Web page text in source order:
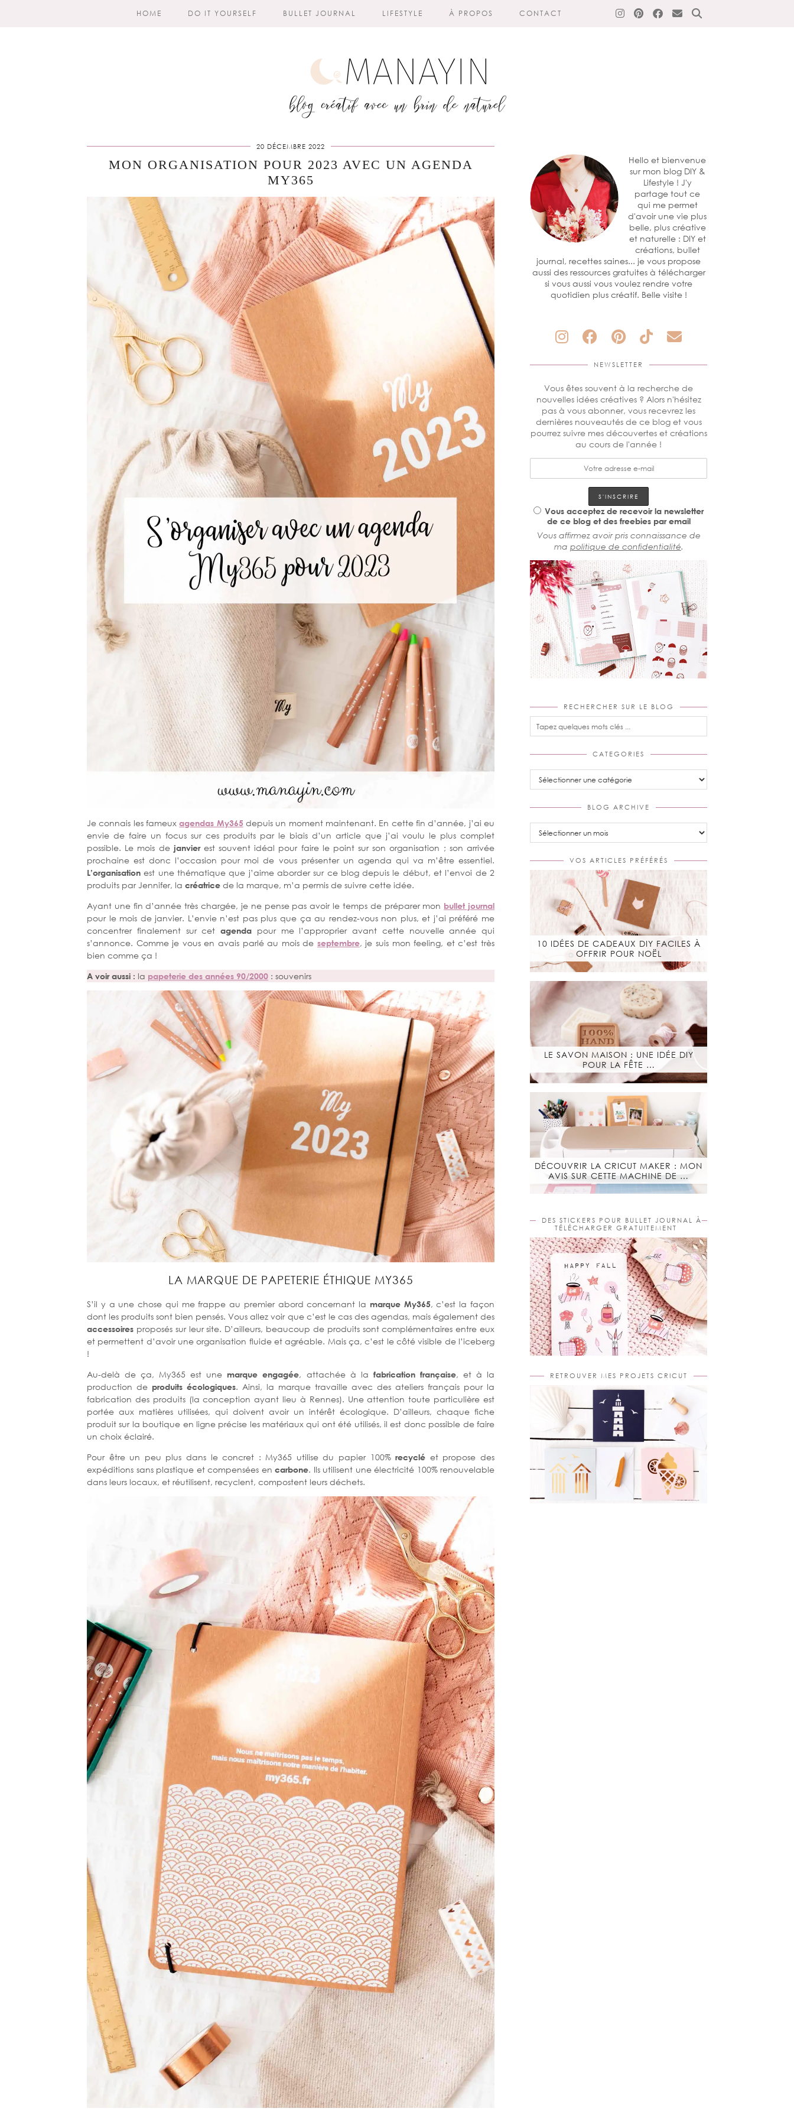
HOME DO IT YOURSELF BULLET JOURNAL LIFESTYLE À PROPOS CONTACT
20 DÉCEMBRE 2022
MON ORGANISATION POUR 2023 AVEC UN AGENDA
MY365
Je connais les fameuxagendas My365 depuis un moment maintenant. En cette fin d’année, j’ai eu
envie de faire un focus sur ces produits par le biais d’un article que j’ai voulu le plus complet
possible. Le mois de janvierest souvent idéal pour faire le point sur son organisation ; son arrivée
prochaine est donc l’occasion pour moi de vous présenter un agenda qui va m’être essentiel.
L’organisation est une thématique que j’aime aborder sur ce blog depuis le début, et l’envoi de 2
produits par Jennifer, la créatrice de la marque, m’a permis de suivre cette idée.
Ayant une fin d’année très chargée, je ne pense pas avoir le temps de préparer mon bullet journal
pour le mois de janvier. L’envie n’est pas plus que ça au rendez-vous non plus, et j’ai préféré me
concentrer finalement sur cet agenda pour me l’approprier avant cette nouvelle année qui
s’annonce. Comme je vous en avais parlé au mois de septembre, je suis mon feeling, et c’est très
bien comme ça !
A voir aussi : la papeterie des années 90/2000 : souvenirs
LA MARQUE DE PAPETERIE ÉTHIQUE MY365
S’il y a une chose qui me frappe au premier abord concernant la marque My365, c’est la façon
dont les produits sont bien pensés. Vous allez voir que c’est le cas des agendas, mais également des
accessoires proposés sur leur site. D’ailleurs, beaucoup de produits sont complémentaires entre eux
et permettent d’avoir une organisation fluide et agréable. Mais ça, c’est le côté visible de l’iceberg
!
Au-delà de ça, My365 est une marque engagée, attachée à la fabrication française, et à la
production de produits écologiques. Ainsi, la marque travaille avec des ateliers français pour la
fabrication des produits (la conception ayant lieu à Rennes). Une attention toute particulière est
portée aux matières utilisées, qui doivent avoir un intérêt écologique. D’ailleurs, chaque fiche
produit sur la boutique en ligne précise les matériaux qui ont été utilisés, il est donc possible de faire
un choix éclairé.
Pour être un peu plus dans le concret : My365 utilise du papier 100%recyclé et propose des
expéditions sans plastique et compensées en carbone. Ils utilisent une électricité 100% renouvelable
dans leurs locaux, et réutilisent, recyclent, compostent leurs déchets.
Hello et bienvenue
sur mon blog DIY &
Lifestyle ! J'y
partage tout ce
qui me permet
d'avoir une vie plus
belle, plus créative
et naturelle : DIY et
créations, bullet
journal, recettes saines... je vous propose
aussi des ressources gratuites à télécharger
si vous aussi vous voulez rendre votre
quotidien plus créatif. Belle visite !
NEWSLETTER
Vous êtes souvent à la recherche de
nouvelles idées créatives ? Alors n'hésitez
pas à vous abonner, vous recevrez les
dernières nouveautés de ce blog et vous
pourrez suivre mes découvertes et créations
au cours de l'année !
Vous acceptez de recevoir la newsletter
de ce blog et des freebies par email
Vous affirmez avoir pris connaissance de
ma politique de confidentialité.
RECHERCHER SUR LE BLOG
CATEGORIES
Categories
BLOG ARCHIVE
Blog
Archive
VOS ARTICLES PRÉFÉRÉS
10 IDÉES DE CADEAUX DIY FACILES À
OFFRIR POUR NOËL
LE SAVON MAISON : UNE IDÉE DIY
POUR LA FÊTE …
DÉCOUVRIR LA CRICUT MAKER : MON
AVIS SUR CETTE MACHINE DE …
DES STICKERS POUR BULLET JOURNAL À
TÉLÉCHARGER GRATUITEMENT
RETROUVER MES PROJETS CRICUT